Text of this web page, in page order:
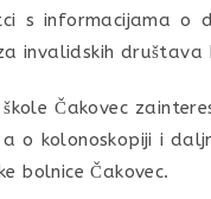
s informacijama o
invalidskih društava
Čakovec
o kolonoskopiji i
bolnice Čakovec.